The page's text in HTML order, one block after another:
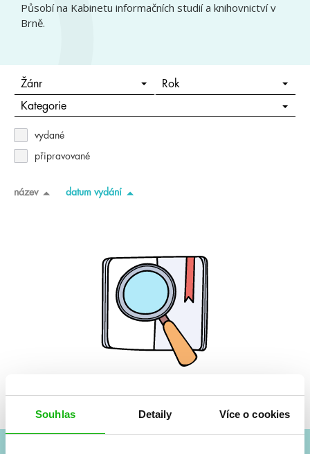
Souhlas Detaily Více o cookies
Působí na Kabinetu informačních studií a knihovnictví v
Brně.
Žánr Rok
Kategorie
vydané
připravované
název datum vydání
Žádné knihy nenalezeny.